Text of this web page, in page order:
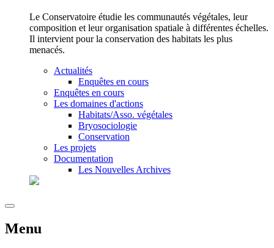
Le Conservatoire étudie les communautés végétales, leur
composition et leur organisation spatiale à différentes échelles.
Il intervient pour la conservation des habitats les plus
menacés.
Actualités
Enquêtes en cours
Enquêtes en cours
Les domaines d'actions
Habitats/Asso. végétales
Bryosociologie
Conservation
Les projets
Documentation
Les Nouvelles Archives
Menu